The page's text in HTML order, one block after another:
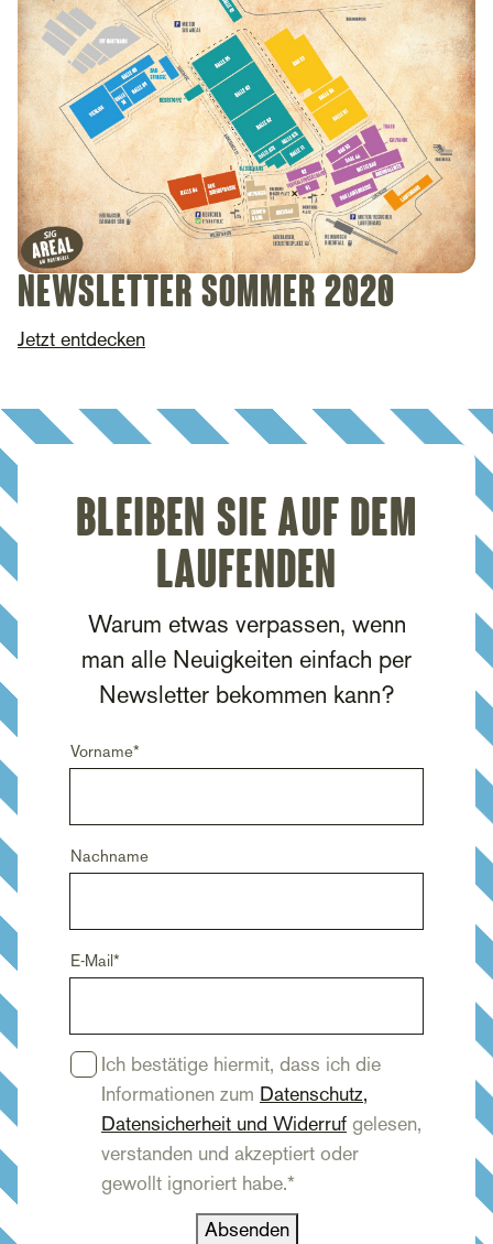
Newsletter Sommer 2020
Jetzt entdecken
Bleiben Sie auf dem
Laufenden
Warum etwas verpassen, wenn
man alle Neuigkeiten einfach per
Newsletter bekommen kann?
Vorname*
Nachname
E-Mail *
Einwilligung*
Ich bestätige hiermit, dass ich die
Informationen zum Datenschutz,
Datensicherheit und Widerruf gelesen,
verstanden und akzeptiert oder
gewollt ignoriert habe.*
Absenden